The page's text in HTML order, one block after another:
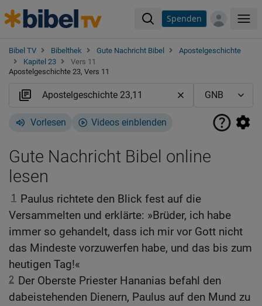
Spenden
Bibel TV Bibelthek Gute Nachricht Bibel
Apostelgeschichte
Kapitel 23
Vers 11
Apostelgeschichte 23, Vers 11
Vorlesen Videos einblenden
Gute Nachricht Bibel online
lesen
1 Paulus richtete den Blick fest auf die
Versammelten und erklärte: »Brüder, ich habe
immer so gehandelt, dass ich mir vor Gott nicht
das Mindeste vorzuwerfen habe, und das bis zum
heutigen Tag!«
2 Der Oberste Priester Hananias befahl den
dabeistehenden Dienern, Paulus auf den Mund zu